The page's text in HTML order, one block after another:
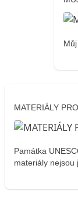
MATERIÁLY
Památka
materiály nejsou